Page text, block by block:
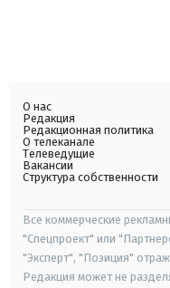
О нас
Редакция
Редакционная политика
О телеканале
Телеведущие
Вакансии
Структура собственности
Все коммерческие
"Спецпроект" или
"Эксперт", "Позиция"
Редакция может не